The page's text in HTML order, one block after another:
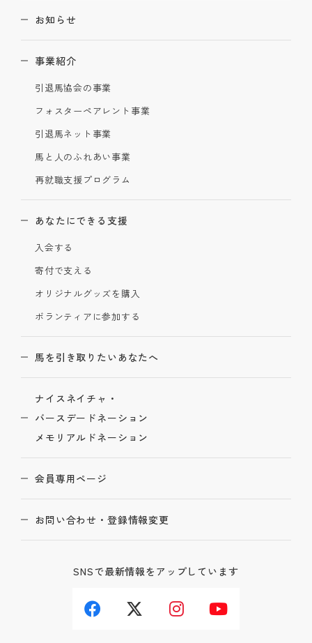
お知らせ
事業紹介
引退馬協会の事業
フォスターペアレント事業
引退馬ネット事業
馬と人のふれあい事業
再就職支援プログラム
あなたにできる支援
入会する
寄付で支える
オリジナルグッズを購入
ボランティアに参加する
馬を引き取りたいあなたへ
ナイスネイチャ・
バースデードネーション
メモリアルドネーション
会員専用ページ
お問い合わせ・登録情報変更
SNSで最新情報をアップしています